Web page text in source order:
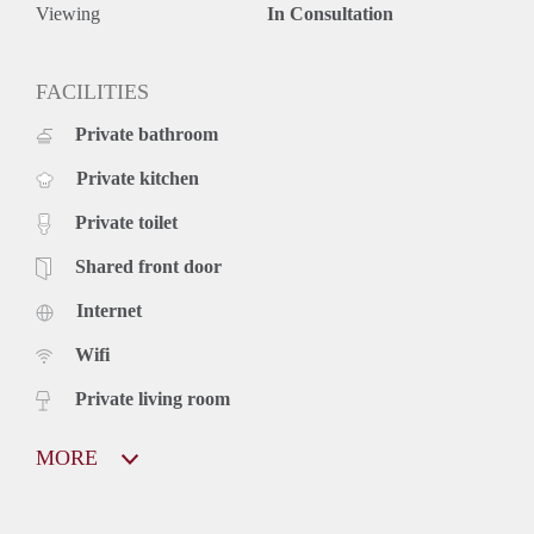
Viewing In Consultation
FACILITIES
Private bathroom
Private kitchen
Private toilet
Shared front door
Internet
Wifi
Private living room
MORE